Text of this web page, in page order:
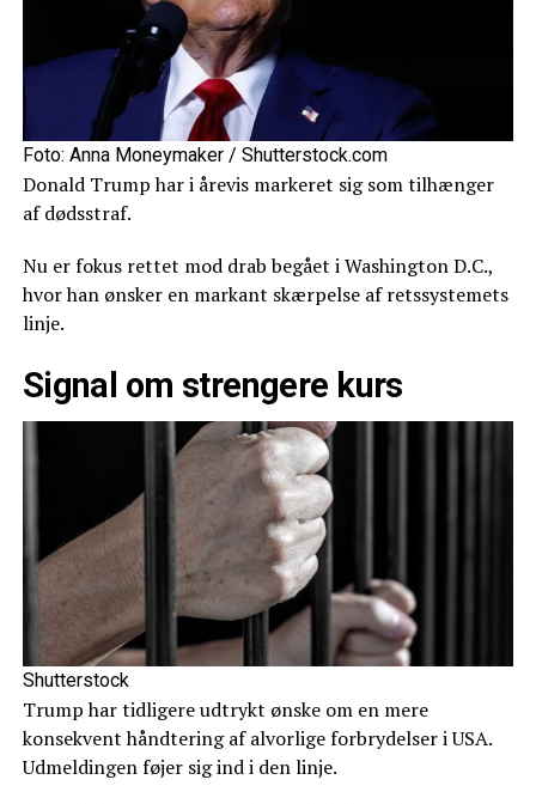
Foto: Anna Moneymaker / Shutterstock.com
Donald Trump har i årevis markeret sig som tilhænger
af dødsstraf.
Nu er fokus rettet mod drab begået i Washington D.C.,
hvor han ønsker en markant skærpelse af retssystemets
linje.
Signal om strengere kurs
Shutterstock
Trump har tidligere udtrykt ønske om en mere
konsekvent håndtering af alvorlige forbrydelser i USA.
Udmeldingen føjer sig ind i den linje.